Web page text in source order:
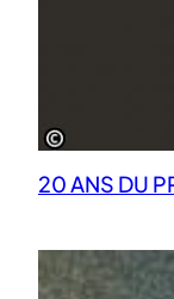
20 ANS DU